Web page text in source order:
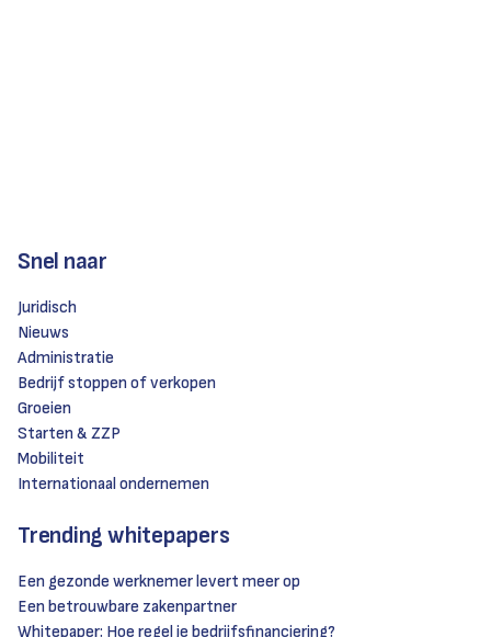
Snel naar
Juridisch
Nieuws
Administratie
Bedrijf stoppen of verkopen
Groeien
Starten & ZZP
Mobiliteit
Internationaal ondernemen
Trending whitepapers
Een gezonde werknemer levert meer op
Een betrouwbare zakenpartner
Whitepaper: Hoe regel je bedrijfsfinanciering?